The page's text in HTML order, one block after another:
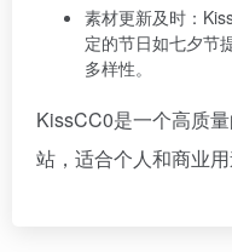
素材更新及时：
定的节日如七夕节
多样性。
KissCC0是一个高质
站，适合个人和商业用